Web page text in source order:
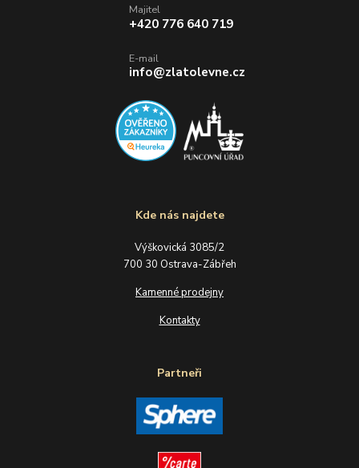
Kde nás najdete
Výškovická 3085/2
700 30 Ostrava-Zábřeh
Kamenné prodejny
Kontakty
Partneři
Majitel
+420 776 640 719
E-mail
info@zlatolevne.cz